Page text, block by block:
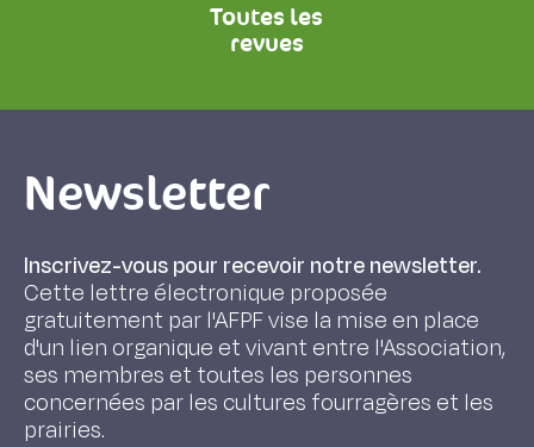
Toutes les
revues
Newsletter
Inscrivez-vous pour recevoir notre newsletter.
Cette lettre électronique proposée
gratuitement par l'AFPF vise la mise en place
d'un lien organique et vivant entre l'Association,
ses membres et toutes les personnes
concernées par les cultures fourragères et les
prairies.